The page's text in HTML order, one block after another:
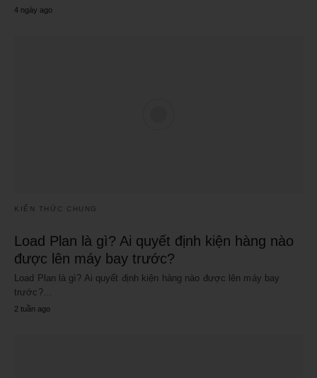
4 ngày ago
KIẾN THỨC CHUNG
Load Plan là gì? Ai quyết định kiện hàng nào
được lên máy bay trước?
Load Plan là gì? Ai quyết định kiện hàng nào được lên máy bay
trước?…
2 tuần ago